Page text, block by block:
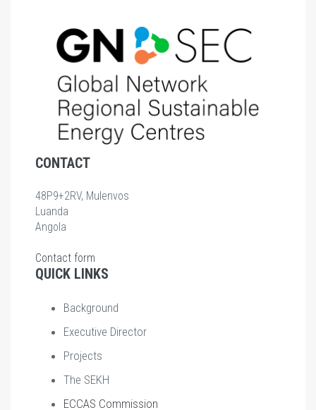
CONTACT
48P9+2RV, Mulenvos
Luanda
Angola
Contact form
QUICK LINKS
Background
Executive Director
Projects
The SEKH
ECCAS Commission